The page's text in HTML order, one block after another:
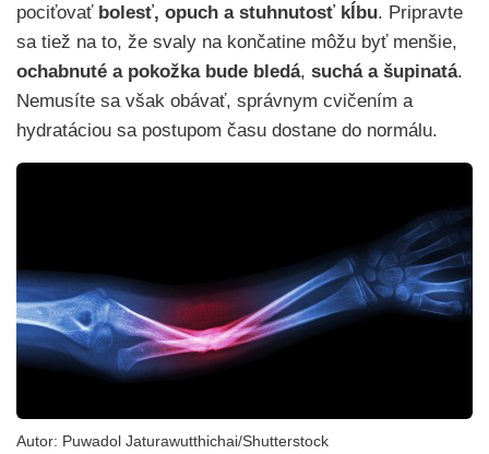
pociťovať bolesť, opuch a stuhnutosť kĺbu. Pripravte
sa tiež na to, že svaly na končatine môžu byť menšie,
ochabnuté a pokožka bude bledá, suchá a šupinatá.
Nemusíte sa však obávať, správnym cvičením a
hydratáciou sa postupom času dostane do normálu.
Autor: Puwadol Jaturawutthichai/Shutterstock